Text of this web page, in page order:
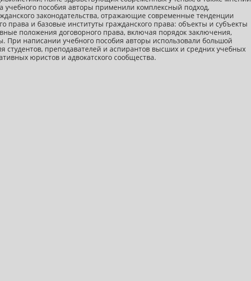
пособия авторы применили комплексный подход,
законодательства, отражающие современные тенденции
права и базовые институты гражданского права: объекты и субъекты
положения договорного права, включая порядок заключения,
При написании учебного пособия авторы использовали большой
студентов, преподавателей и аспирантов высших и средних учебных
юристов и адвокатского сообщества.